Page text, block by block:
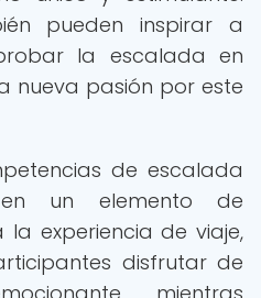
pueden inspirar a
la escalada en
nueva pasión por este
de escalada
un elemento de
experiencia de viaje,
disfrutar de